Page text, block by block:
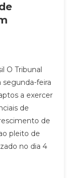
O Tribunal
segunda-feira
a exercer
de
de
pleito de
no dia 4